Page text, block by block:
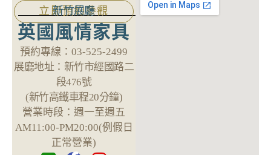
立即預約參觀
新竹展廳
英國風情家具
預約專線： 03-525-2499
展廳地址： 新竹市經國路二
段476號
(新竹高鐵車程20分鐘)
營業時段： 週一至週五
AM11:00-PM20:00(例假日
正常營業)